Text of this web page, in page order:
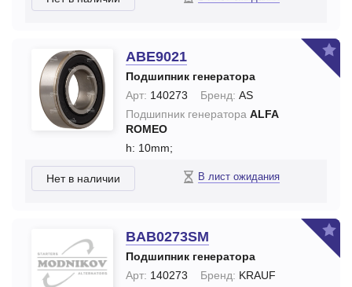
ABE9021
Подшипник генератора
Арт: 140273 Бренд: AS
Подшипник генератора ALFA
ROMEO
h: 10mm;
Нет в наличии В лист ожидания
BAB0273SM
Подшипник генератора
Арт: 140273 Бренд: KRAUF